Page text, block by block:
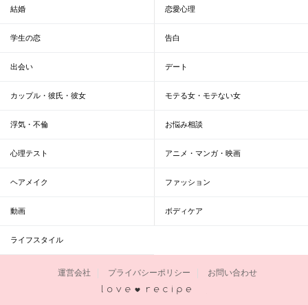
結婚 恋愛心理
学生の恋 告白
出会い デート
カップル・彼氏・彼女 モテる女・モテない女
浮気・不倫 お悩み相談
心理テスト アニメ・マンガ・映画
ヘアメイク ファッション
動画 ボディケア
ライフスタイル
運営会社 プライバシーポリシー お問い合わせ